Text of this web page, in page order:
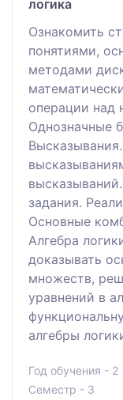
логика
Ознакомить
понятиями,
методами
операции над
Однозначные
задания.
Основные
Алгебра
доказывать
множеств,
уравнений в
алгебры
Год обучения - 2
Семестр - 3